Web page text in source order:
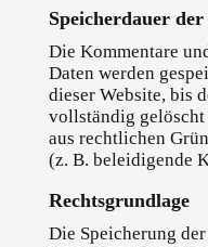
Speicherdauer
Die Kommentare
Daten werden
dieser Website, bis
vollständig gelöscht
aus rechtlichen
(z. B. beleidigende
Rechtsgrundlage
Die Speicherung